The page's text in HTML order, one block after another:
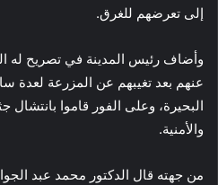
إلى تعرضهم للغرق.
وأضاف رئيس المدينة في تصريح له
عنهم بعد تغيبهم عن المزرعة لعدة
البحيرة، وعلى الفور قاموا بانتشال
والأمنية.
من جهته قال الدكتور محمد عبد